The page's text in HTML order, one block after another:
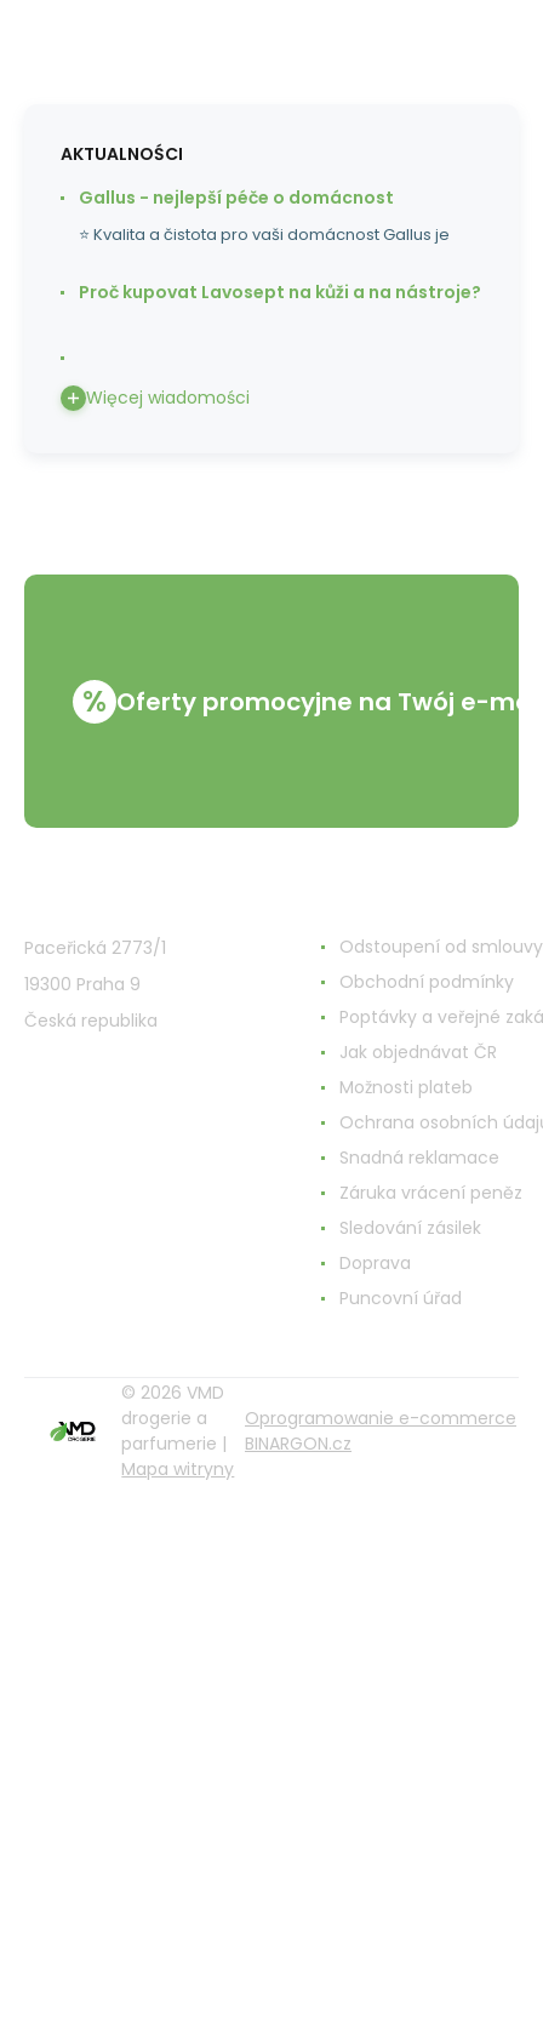
AKTUALNOŚCI
Gallus - nejlepší péče o domácnost
⭐ Kvalita a čistota pro vaši domácnost Gallus je
Proč kupovat Lavosept na kůži a na nástroje?
Więcej wiadomości
% Oferty promocyjne na Twój e-mail
Paceřická 2773/1
19300 Praha 9
Česká republika
Odstoupení od smlouvy
Obchodní podmínky
Poptávky a veřejné
Jak objednávat ČR
Možnosti plateb
Ochrana osobních
Snadná reklamace
Záruka vrácení peněz
Sledování zásilek
Doprava
Puncovní úřad
© 2026 VMD
drogerie a
parfumerie |
Mapa witryny
Oprogramowanie e-commerce
BINARGON.cz